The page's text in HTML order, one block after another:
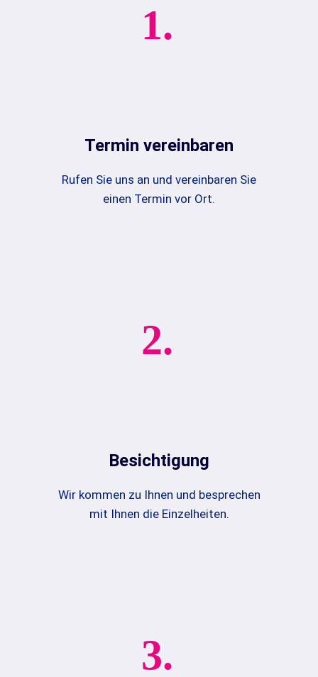
1.
Termin vereinbaren
Rufen Sie uns an und vereinbaren Sie
einen Termin vor Ort.
2.
Besichtigung
Wir kommen zu Ihnen und besprechen
mit Ihnen die Einzelheiten.
3.